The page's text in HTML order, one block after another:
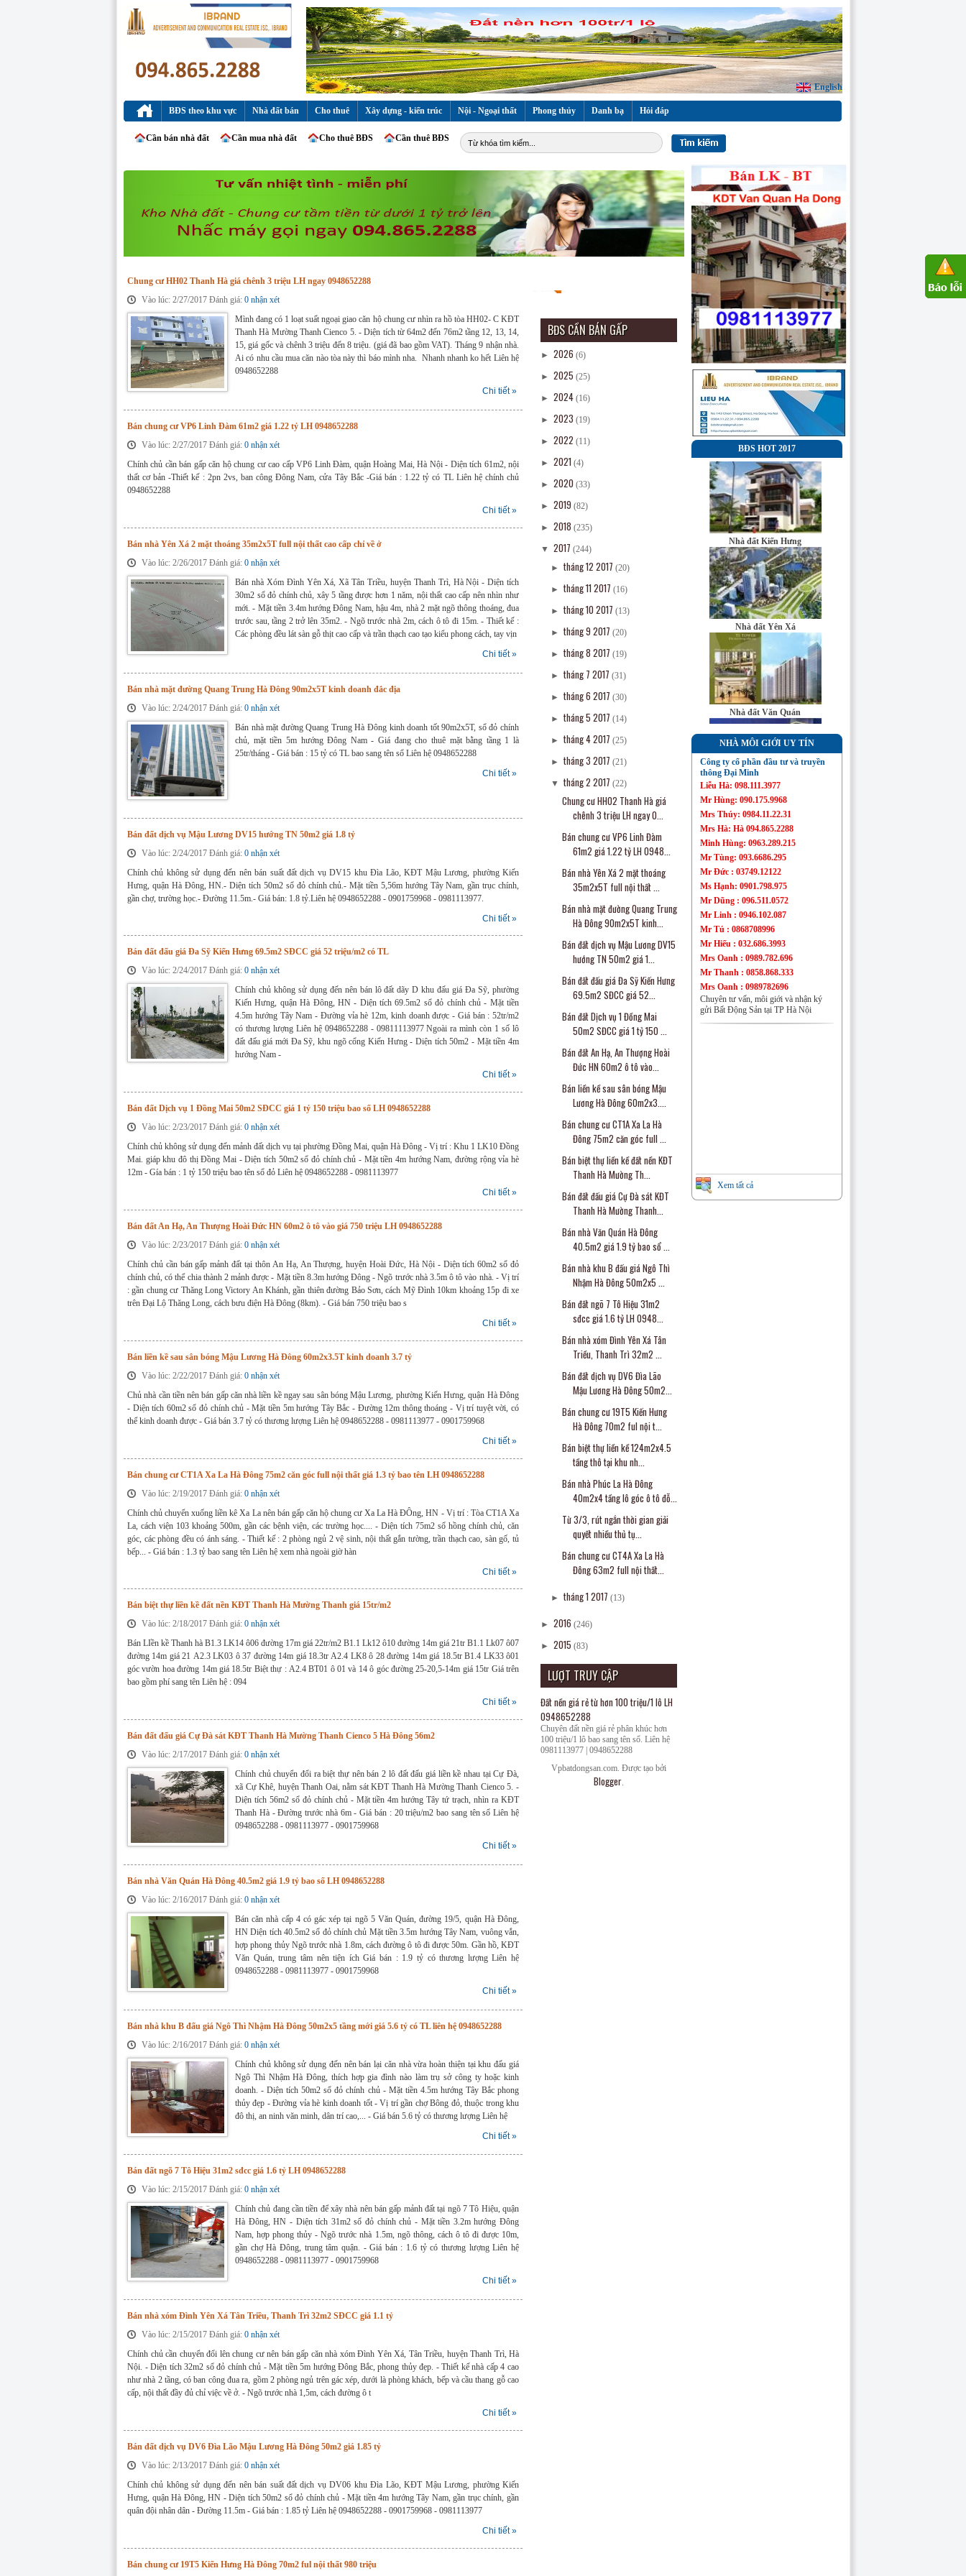
English
BĐS theo khu vực Nhà đất bán Cho thuê Xây dựng - kiến trúc Nội - Ngoại thất Phong thủy Danh bạ Hỏi đáp
Cần bán nhà đất Cần mua nhà đất Cho thuê BĐS Cần thuê BĐS
Chung cư HH02 Thanh Hà giá chênh 3 triệu LH ngay 0948652288
Vào lúc: 2/27/2017 Đánh giá: 0 nhận xét
Mình đang có 1 loạt suất ngoại giao căn hộ chung cư nhìn ra hồ tòa HH02- C KĐT
Thanh Hà Mường Thanh Cienco 5. - Diện tích từ 64m2 đến 76m2 tầng 12, 13, 14,
15, giá gốc và chênh 3 triệu đến 8 triệu. (giá đã bao gồm VAT). Tháng 9 nhận nhà.
Ai có nhu cầu mua căn nào tòa này thì báo mình nha. Nhanh nhanh ko hết Liên hệ
0948652288
Chi tiết »
Bán chung cư VP6 Linh Đàm 61m2 giá 1.22 tỷ LH 0948652288
Vào lúc: 2/27/2017 Đánh giá: 0 nhận xét
Chính chủ cần bán gấp căn hộ chung cư cao cấp VP6 Linh Đàm, quận Hoàng Mai, Hà Nội - Diện tích 61m2, nội
thất cơ bản -Thiết kế : 2pn 2vs, ban công Đông Nam, cửa Tây Bắc -Giá bán : 1.22 tỷ có TL Liên hệ chính chủ
0948652288
Chi tiết »
Bán nhà Yên Xá 2 mặt thoáng 35m2x5T full nội thất cao cấp chỉ về ở
Vào lúc: 2/26/2017 Đánh giá: 0 nhận xét
Bán nhà Xóm Đình Yên Xá, Xã Tân Triều, huyện Thanh Trì, Hà Nội - Diện tích
30m2 sổ đỏ chính chủ, xây 5 tầng được hơn 1 năm, nội thất cao cấp nên nhìn như
mới. - Mặt tiền 3.4m hướng Đông Nam, hậu 4m, nhà 2 mặt ngõ thông thoáng, đua
trước sau, tầng 2 trở lên 35m2. - Ngõ trước nhà 2m, cách ô tô đi 15m. - Thiết kế :
Các phòng đều lát sàn gỗ thịt cao cấp và trần thạch cao tạo kiểu phong cách, tay vịn
Chi tiết »
Bán nhà mặt đường Quang Trung Hà Đông 90m2x5T kinh doanh đắc địa
Vào lúc: 2/24/2017 Đánh giá: 0 nhận xét
Bán nhà mặt đường Quang Trung Hà Đông kinh doanh tốt 90m2x5T, sổ đỏ chính
chủ, mặt tiền 5m hướng Đông Nam - Giá đang cho thuê mặt bằng tầng 1 là
25tr/tháng - Giá bán : 15 tỷ có TL bao sang tên sổ Liên hệ 0948652288
Chi tiết »
Bán đất dịch vụ Mậu Lương DV15 hướng TN 50m2 giá 1.8 tỷ
Vào lúc: 2/24/2017 Đánh giá: 0 nhận xét
Chính chủ không sử dụng đến nên bán suất đất dịch vụ DV15 khu Đìa Lão, KĐT Mậu Lương, phường Kiến
Hưng, quận Hà Đông, HN.- Diện tích 50m2 sổ đỏ chính chủ.- Mặt tiền 5,56m hướng Tây Nam, gần trục chính,
gần chợ, trường học.- Đường 11.5m.- Giá bán: 1.8 tỷ.Liên hệ 0948652288 - 0901759968 - 0981113977.
Chi tiết »
Bán đất đấu giá Đa Sỹ Kiến Hưng 69.5m2 SĐCC giá 52 triệu/m2 có TL
Vào lúc: 2/24/2017 Đánh giá: 0 nhận xét
Chính chủ không sử dụng đến nên bán lô đất dãy D khu đấu giá Đa Sỹ, phường
Kiến Hưng, quận Hà Đông, HN - Diện tích 69.5m2 sổ đỏ chính chủ - Mặt tiền
4.5m hướng Tây Nam - Đường vỉa hè 12m, kinh doanh được - Giá bán : 52tr/m2
có thương lượng Liên hệ 0948652288 - 09811113977 Ngoài ra mình còn 1 số lô
đất đấu giá mới Đa Sỹ, khu ngõ cổng Kiến Hưng - Diện tích 50m2 - Mặt tiền 4m
hướng Nam -
Chi tiết »
Bán đất Dịch vụ 1 Đồng Mai 50m2 SĐCC giá 1 tỷ 150 triệu bao sổ LH 0948652288
Vào lúc: 2/23/2017 Đánh giá: 0 nhận xét
Chính chủ không sử dụng đến mảnh đất dịch vụ tại phường Đồng Mai, quận Hà Đông - Vị trí : Khu 1 LK10 Đồng
Mai. giáp khu đô thị Đồng Mai - Diện tích 50m2 sổ đỏ chính chủ - Mặt tiền 4m hướng Nam, đường rộng vỉa hè
12m - Gía bán : 1 tỷ 150 triệu bao tên sổ đỏ Liên hệ 0948652288 - 0981113977
Chi tiết »
Bán đất An Hạ, An Thượng Hoài Đức HN 60m2 ô tô vào giá 750 triệu LH 0948652288
Vào lúc: 2/23/2017 Đánh giá: 0 nhận xét
Chính chủ cần bán gấp mảnh đất tại thôn An Hạ, An Thượng, huyện Hoài Đức, Hà Nội - Diện tích 60m2 sổ đỏ
chính chủ, có thể chia thành 2 mảnh được - Mặt tiền 8.3m hướng Đông - Ngõ trước nhà 3.5m ô tô vào nhà. - Vị trí
: gần chung cư Thăng Long Victory An Khánh, gần thiên đường Bảo Sơn, cách Mỹ Đình 10km khoảng 15p đi xe
trên Đại Lộ Thăng Long, cách bưu điện Hà Đông (8km). - Giá bán 750 triệu bao s
Chi tiết »
Bán liền kề sau sân bóng Mậu Lương Hà Đông 60m2x3.5T kinh doanh 3.7 tỷ
Vào lúc: 2/22/2017 Đánh giá: 0 nhận xét
Chủ nhà cần tiền nên bán gấp căn nhà liền kề ngay sau sân bóng Mậu Lương, phường Kiến Hưng, quận Hà Đông
- Diện tích 60m2 sổ đỏ chính chủ - Mặt tiền 5m hướng Tây Bắc - Đường 12m thông thoáng - Vị trí tuyệt vời, có
thể kinh doanh được - Giá bán 3.7 tỷ có thương lượng Liên hệ 0948652288 - 0981113977 - 0901759968
Chi tiết »
Bán chung cư CT1A Xa La Hà Đông 75m2 căn góc full nội thất giá 1.3 tỷ bao tên LH 0948652288
Vào lúc: 2/19/2017 Đánh giá: 0 nhận xét
Chính chủ chuyển xuống liền kê Xa La nên bán gấp căn hộ chung cư Xa La Hà ĐÔng, HN - Vị trí : Tòa CT1A Xa
La, cách viện 103 khoảng 500m, gần các bệnh viện, các trường học.... - Diện tích 75m2 sổ hồng chính chủ, căn
góc, các phòng đều có ánh sáng. - Thiết kế : 2 phòng ngủ 2 vệ sinh, nội thất gắn tường, trần thạch cao, sàn gố, tủ
bếp... - Giá bán : 1.3 tỷ bao sang tên Liên hệ xem nhà ngoài giờ hàn
Chi tiết »
Bán biệt thự liền kề đất nền KĐT Thanh Hà Mường Thanh giá 15tr/m2
Vào lúc: 2/18/2017 Đánh giá: 0 nhận xét
Bán LIền kề Thanh hà B1.3 LK14 ô06 đường 17m giá 22tr/m2 B1.1 Lk12 ô10 đường 14m giá 21tr B1.1 Lk07 ô07
đường 14m giá 21 A2.3 LK03 ô 37 đường 14m giá 18.3tr A2.4 LK8 ô 28 đường 14m giá 18.5tr B1.4 LK33 ô01
góc vườn hoa đường 14m giá 18.5tr Biệt thự : A2.4 BT01 ô 01 và 14 ô góc đường 25-20,5-14m giá 15tr Giá trên
bao gồm phí sang tên Liên hệ : 094
Chi tiết »
Bán đất đấu giá Cự Đà sát KĐT Thanh Hà Mường Thanh Cienco 5 Hà Đông 56m2
Vào lúc: 2/17/2017 Đánh giá: 0 nhận xét
Chính chủ chuyển đổi ra biệt thự nên bán 2 lô đất đấu giá liền kề nhau tại Cự Đà,
xã Cự Khê, huyện Thanh Oai, nằm sát KĐT Thanh Hà Mường Thanh Cienco 5. -
Diện tích 56m2 sổ đỏ chính chủ - Mặt tiền 4m hướng Tây tứ trạch, nhìn ra KĐT
Thanh Hà - Đường trước nhà 6m - Giá bán : 20 triệu/m2 bao sang tên sổ Liên hệ
0948652288 - 0981113977 - 0901759968
Chi tiết »
Bán nhà Văn Quán Hà Đông 40.5m2 giá 1.9 tỷ bao sổ LH 0948652288
Vào lúc: 2/16/2017 Đánh giá: 0 nhận xét
Bán căn nhà cấp 4 có gác xép tại ngõ 5 Văn Quán, đường 19/5, quận Hà Đông,
HN Diện tích 40.5m2 sổ đỏ chính chủ Mặt tiền 3.5m hướng Tây Nam, vuông vắn,
hợp phong thủy Ngõ trước nhà 1.8m, cách đường ô tô đi được 50m. Gần hồ, KĐT
Văn Quán, trung tâm nên tiện ích Giá bán : 1.9 tỷ có thương lượng Liên hệ
0948652288 - 0981113977 - 0901759968
Chi tiết »
Bán nhà khu B đấu giá Ngô Thì Nhậm Hà Đông 50m2x5 tầng mới giá 5.6 tỷ có TL liên hệ 0948652288
Vào lúc: 2/16/2017 Đánh giá: 0 nhận xét
Chính chủ không sử dụng đến nên bán lại căn nhà vừa hoàn thiện tại khu đấu giá
Ngô Thì Nhậm Hà Đông, thích hợp gia đình nào làm trụ sở công ty hoặc kinh
doanh. - Diện tích 50m2 sổ đỏ chính chủ - Mặt tiền 4.5m hướng Tây Bắc phong
thủy đẹp - Đường vỉa hè kinh doanh tốt - Vị trí gần chợ Bông đỏ, thuộc trong khu
đô thị, an ninh văn minh, dân trí cao,... - Giá bán 5.6 tỷ có thương lượng Liên hệ
Chi tiết »
Bán đất ngõ 7 Tô Hiệu 31m2 sđcc giá 1.6 tỷ LH 0948652288
Vào lúc: 2/15/2017 Đánh giá: 0 nhận xét
Chính chủ đang cần tiền để xây nhà nên bán gấp mảnh đất tại ngõ 7 Tô Hiệu, quận
Hà Đông, HN - Diện tích 31m2 sổ đỏ chính chủ - Mặt tiền 3.2m hướng Đông
Nam, hợp phong thủy - Ngõ trước nhà 1.5m, ngõ thông, cách ô tô đi được 10m,
gần chợ Hà Đông, trung tâm quận. - Giá bán : 1.6 tỷ có thương lượng Liên hệ
0948652288 - 0981113977 - 0901759968
Chi tiết »
Bán nhà xóm Đình Yên Xá Tân Triều, Thanh Trì 32m2 SĐCC giá 1.1 tỷ
Vào lúc: 2/15/2017 Đánh giá: 0 nhận xét
Chính chủ cần chuyển đổi lên chung cư nên bán gấp căn nhà xóm Đình Yên Xá, Tân Triều, huyện Thanh Trì, Hà
Nội. - Diện tích 32m2 sổ đỏ chính chủ - Mặt tiền 5m hướng Đông Bắc, phong thủy đẹp. - Thiết kế nhà cấp 4 cao
như nhà 2 tầng, có ban công đua ra, gồm 2 phòng ngủ trên gác xép, dưới là phòng khách, bếp và cầu thang gỗ cao
cấp, nội thất đầy đủ chỉ việc về ở. - Ngõ trước nhà 1,5m, cách đường ô t
Chi tiết »
Bán đất dịch vụ DV6 Đìa Lão Mậu Lương Hà Đông 50m2 giá 1.85 tỷ
Vào lúc: 2/13/2017 Đánh giá: 0 nhận xét
Chính chủ không sử dụng đến nên bán suất đất dịch vụ DV06 khu Đìa Lão, KĐT Mậu Lương, phường Kiến
Hưng, quận Hà Đông, HN - Diện tích 50m2 sổ đỏ chính chủ - Mặt tiền 4m hướng Tây Nam, gần trục chính, gần
quân đội nhân dân - Đường 11.5m - Giá bán : 1.85 tỷ Liên hệ 0948652288 - 0901759968 - 0981113977
Chi tiết »
Bán chung cư 19T5 Kiến Hưng Hà Đông 70m2 ful nội thất 980 triệu
BĐS CẦN BÁN GẤP
► 2026 (6)
► 2025 (25)
► 2024 (16)
► 2023 (19)
► 2022 (11)
► 2021 (4)
► 2020 (33)
► 2019 (82)
► 2018 (235)
▼ 2017 (244)
►tháng 12 2017(20)
►tháng 11 2017(16)
►tháng 10 2017(13)
►tháng 9 2017(20)
►tháng 8 2017(19)
►tháng 7 2017(31)
►tháng 6 2017(30)
►tháng 5 2017(14)
►tháng 4 2017(25)
►tháng 3 2017(21)
▼tháng 2 2017(22)
Chung cư HH02 Thanh Hà giá
chênh 3 triệu LH ngay 0...
Bán chung cư VP6 Linh Đàm
61m2 giá 1.22 tỷ LH 0948...
Bán nhà Yên Xá 2 mặt thoáng
35m2x5T full nội thất ...
Bán nhà mặt đường Quang Trung
Hà Đông 90m2x5T kinh...
Bán đất dịch vụ Mậu Lương DV15
hướng TN 50m2 giá 1...
Bán đất đấu giá Đa Sỹ Kiến Hưng
69.5m2 SĐCC giá 52...
Bán đất Dịch vụ 1 Đồng Mai
50m2 SĐCC giá 1 tỷ 150 ...
Bán đất An Hạ, An Thượng Hoài
Đức HN 60m2 ô tô vào...
Bán liền kề sau sân bóng Mậu
Lương Hà Đông 60m2x3....
Bán chung cư CT1A Xa La Hà
Đông 75m2 căn góc full ...
Bán biệt thự liền kề đất nền KĐT
Thanh Hà Mường Th...
Bán đất đấu giá Cự Đà sát KĐT
Thanh Hà Mường Thanh...
Bán nhà Văn Quán Hà Đông
40.5m2 giá 1.9 tỷ bao sổ ...
Bán nhà khu B đấu giá Ngô Thì
Nhậm Hà Đông 50m2x5 ...
Bán đất ngõ 7 Tô Hiệu 31m2
sđcc giá 1.6 tỷ LH 0948...
Bán nhà xóm Đình Yên Xá Tân
Triều, Thanh Trì 32m2 ...
Bán đất dịch vụ DV6 Đìa Lão
Mậu Lương Hà Đông 50m2...
Bán chung cư 19T5 Kiến Hưng
Hà Đông 70m2 ful nội t...
Bán biệt thự liền kề 124m2x4.5
tầng thô tại khu nh...
Bán nhà Phúc La Hà Đông
40m2x4 tầng lô góc ô tô đỗ...
Từ 3/3, rút ngắn thời gian giải
quyết nhiều thủ tụ...
Bán chung cư CT4A Xa La Hà
Đông 63m2 full nội thất...
►tháng 1 2017(13)
► 2016 (246)
► 2015 (83)
LƯỢT TRUY CẬP
Đất nền giá rẻ từ hơn 100 triệu/1 lô LH
0948652288
Chuyên đất nền giá rẻ phân khúc hơn
100 triệu/1 lô bao sang tên sổ. Liên hệ
0981113977 | 0948652288
Vpbatdongsan.com. Được tạo bởi
Blogger.
BĐS HOT 2017
Nhà đất Kiến Hưng
Nhà đất Yên Xá
Nhà đất Văn Quán
Nhà đất Mỗ Lao
Chung cư Linh Đàm
Nhà đất Đồng Mai
NHÀ MÔI GIỚI UY TÍN
Công ty cổ phần
đầu tư và truyền
thông Đại Minh
Sàn bất động sản
Đại Minh
Công ty cổ phần đầu tư và truyền
thông Đại Minh
Liễu Hà: 098.111.3977
Mr Hùng: 090.175.9968
Mrs Thúy: 0984.11.22.31
Mrs Hà: Hà 094.865.2288
Minh Hùng: 0963.289.215
Mr Tùng: 093.6686.295
Mr Đức : 03749.12122
Ms Hạnh: 0901.798.975
Mr Dũng : 096.511.0572
Mr Linh : 0946.102.087
Mr Tú : 0868708996
Mr Hiếu : 032.686.3993
Mrs Oanh : 0989.782.696
Mr Thanh : 0858.868.333
Mrs Oanh : 0989782696
Chuyên tư vấn, môi giới và nhận ký
gửi Bất Động Sản tại TP Hà Nội
Xem tất cả